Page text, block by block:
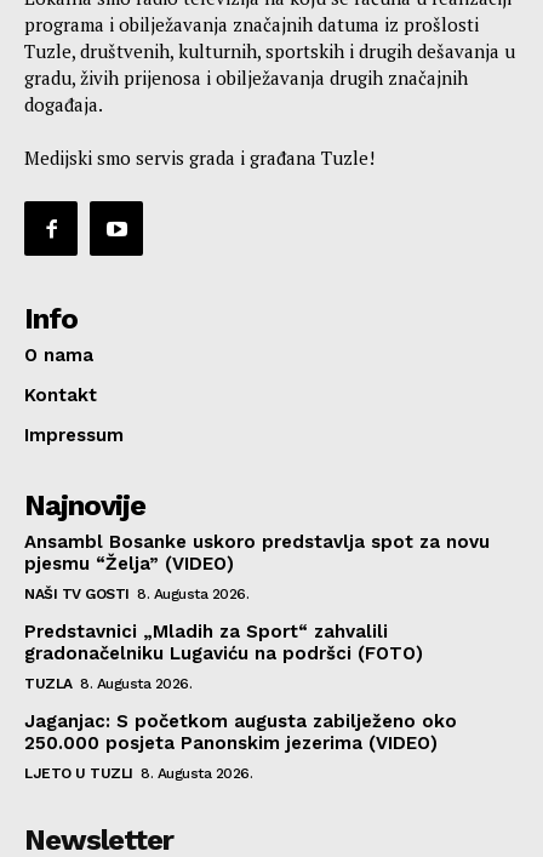
programa i obilježavanja značajnih datuma iz prošlosti
Tuzle, društvenih, kulturnih, sportskih i drugih dešavanja u
gradu, živih prijenosa i obilježavanja drugih značajnih
događaja.
Medijski smo servis grada i građana Tuzle!
Info
O nama
Kontakt
Impressum
Najnovije
Ansambl Bosanke uskoro predstavlja spot za novu
pjesmu “Želja” (VIDEO)
NAŠI TV GOSTI 8. Augusta 2026.
Predstavnici „Mladih za Sport“ zahvalili
gradonačelniku Lugaviću na podršci (FOTO)
TUZLA 8. Augusta 2026.
Jaganjac: S početkom augusta zabilježeno oko
250.000 posjeta Panonskim jezerima (VIDEO)
LJETO U TUZLI 8. Augusta 2026.
Newsletter